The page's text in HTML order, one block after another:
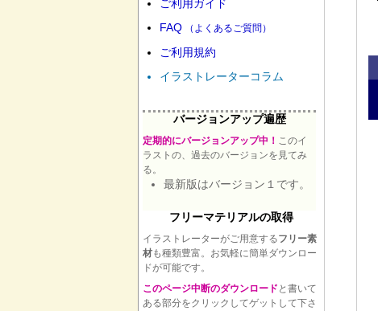
ご利用ガイド
FAQ （よくあるご質問）
ご利用規約
イラストレーターコラム
バージョンアップ遍歴
定期的にバージョンアップ中！ このイ
ラストの、過去のバージョンを見てみ
る。
最新版はバージョン１です。
フリーマテリアルの取得
イラストレーターがご用意するフリー素
材も種類豊富。お気軽に簡単ダウンロー
ドが可能です。
このページ中断のダウンロード と書いて
ある部分をクリックしてゲットして下さ